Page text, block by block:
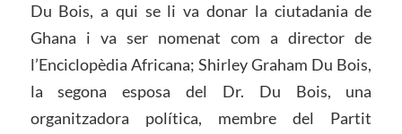
Du Bois, a qui se li va donar la ciutadania de
Ghana i va ser nomenat com a director de
l’Enciclopèdia Africana; Shirley Graham Du Bois,
la segona esposa del Dr. Du Bois, una
organitzadora política, membre del Partit